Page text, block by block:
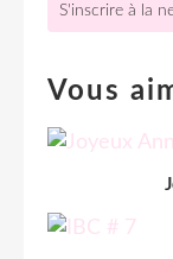
S'inscrire à la
Vous